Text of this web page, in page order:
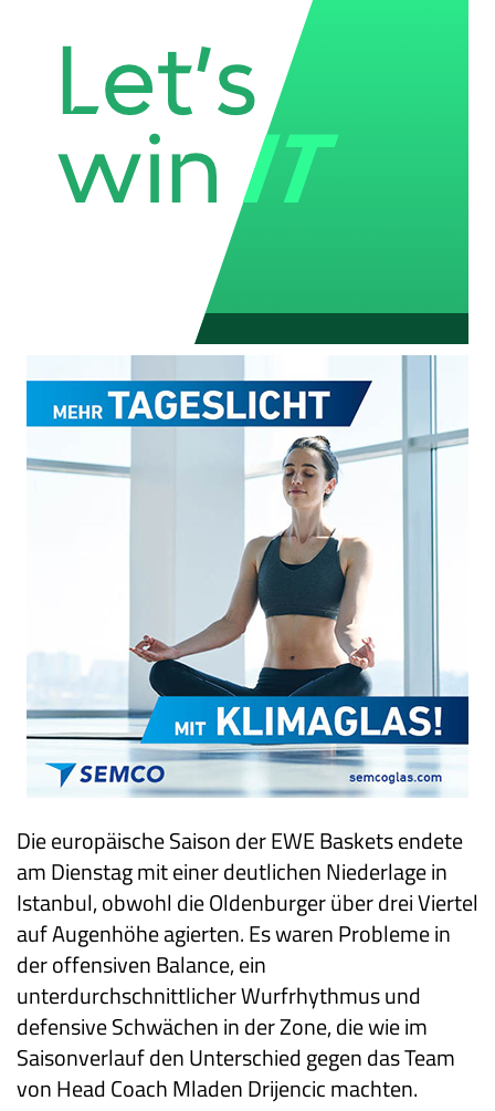
Die europäische Saison der EWE Baskets endete
am Dienstag mit einer deutlichen Niederlage in
Istanbul, obwohl die Oldenburger über drei Viertel
auf Augenhöhe agierten. Es waren Probleme in
der offensiven Balance, ein
unterdurchschnittlicher Wurfrhythmus und
defensive Schwächen in der Zone, die wie im
Saisonverlauf den Unterschied gegen das Team
von Head Coach Mladen Drijencic machten.